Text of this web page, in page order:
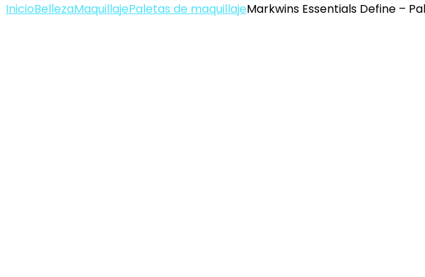
InicioBellezaMaquillajePaletas de maquillajeMarkwins Essentials Define –